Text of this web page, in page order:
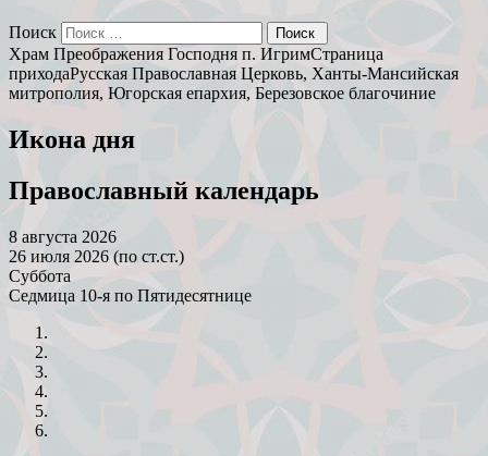
Поиск
Храм Преображения Господня п. ИгримСтраница
приходаРусская Православная Церковь, Ханты-Мансийская
митрополия, Югорская епархия, Березовское благочиние
Икона дня
Православный календарь
8 августа 2026
26 июля 2026 (по ст.ст.)
Суббота
Седмица 10-я по Пятидесятнице